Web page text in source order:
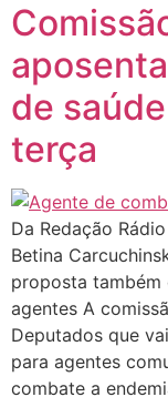
de
terça
Da Redação
Betina
proposta também
agentes A
Deputados que
para agentes
combate a